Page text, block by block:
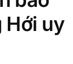
Hới uy